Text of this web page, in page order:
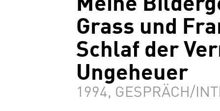
Meine
Grass und
Schlaf der
Ungeheuer
1994, GESPRÄCH/